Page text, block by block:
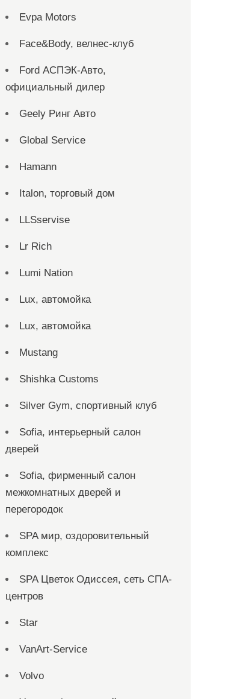
Evpa Motors
Face&Body, велнес-клуб
Ford АСПЭК-Авто,
официальный дилер
Geely Ринг Авто
Global Service
Hamann
Italon, торговый дом
LLSservise
Lr Rich
Lumi Nation
Lux, автомойка
Lux, автомойка
Mustang
Shishka Customs
Silver Gym, спортивный клуб
Sofia, интерьерный салон
дверей
Sofia, фирменный салон
межкомнатных дверей и
перегородок
SPA мир, оздоровительный
комплекс
SPA Цветок Одиссея, сеть СПА-
центров
Star
VanArt-Service
Volvo